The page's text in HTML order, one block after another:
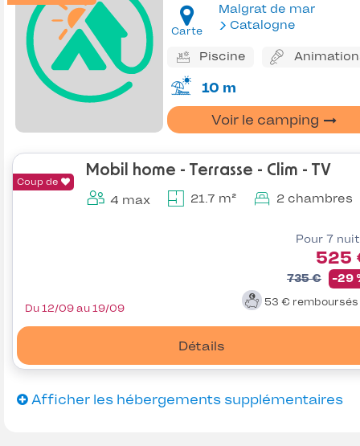
Carte
Malgrat de mar
Catalogne
Piscine
10 m
Voir le camping
Coup de
Mobil home - Terrasse - Clim - TV
4 max 21.7 m² 2 chambres
Pour 7
525
735 € -29
53 € remboursés
Détails
Du 12/09 au 19/09
Afficher les hébergements supplémentaires